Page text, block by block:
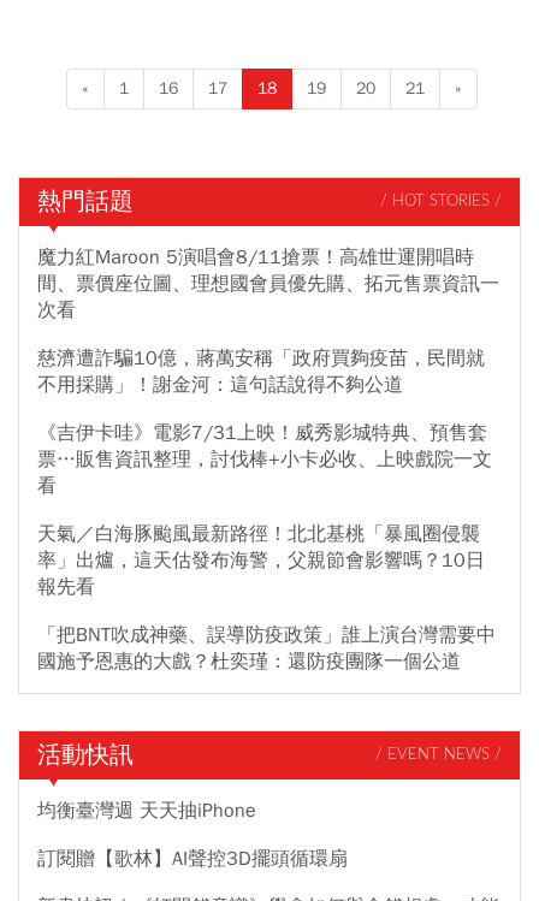
« 1 16 17 18 19 20 21 »
熱門話題 / HOT STORIES /
魔力紅Maroon 5演唱會8/11搶票！高雄世運開唱時
間、票價座位圖、理想國會員優先購、拓元售票資訊一
次看
慈濟遭詐騙10億，蔣萬安稱「政府買夠疫苗，民間就
不用採購」！謝金河：這句話說得不夠公道
《吉伊卡哇》電影7/31上映！威秀影城特典、預售套
票…販售資訊整理，討伐棒+小卡必收、上映戲院一文
看
天氣／白海豚颱風最新路徑！北北基桃「暴風圈侵襲
率」出爐，這天估發布海警，父親節會影響嗎？10日
報先看
「把BNT吹成神藥、誤導防疫政策」誰上演台灣需要中
國施予恩惠的大戲？杜奕瑾：還防疫團隊一個公道
活動快訊 / EVENT NEWS /
均衡臺灣週 天天抽iPhone
訂閱贈【歌林】AI聲控3D擺頭循環扇